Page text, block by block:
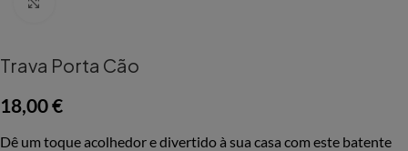
Trava Porta Cão
18,00€
Dê um toque acolhedor e divertido à sua casa com este batente